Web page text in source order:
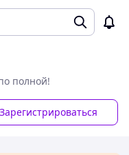
полной!
Зарегистрироваться